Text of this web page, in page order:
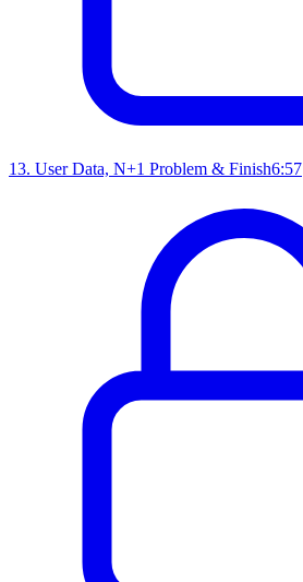
13. User Data, N+1 Problem & Finish6:57